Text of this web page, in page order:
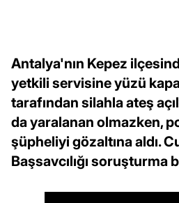
Antalya'nın Kepez
yetkili servisine yüzü
tarafından silahla ateş
da yaralanan olmazken,
şüpheliyi gözaltına aldı.
Başsavcılığı soruşturma